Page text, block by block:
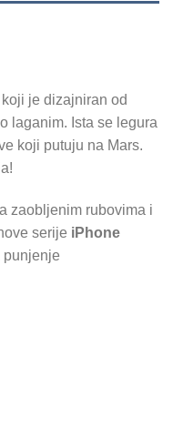
je dizajniran od
laganim. Ista se legura
koji putuju na Mars.
zaobljenim rubovima i
serije iPhone
punjenje